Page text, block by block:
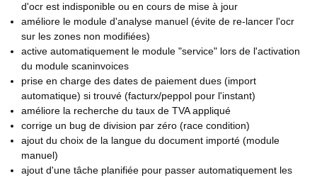
d'ocr est indisponible ou en cours de mise à jour
améliore le module d'analyse manuel (évite de re-lancer l'ocr
sur les zones non modifiées)
active automatiquement le module "service" lors de l'activation
du module scaninvoices
prise en charge des dates de paiement dues (import
automatique) si trouvé (facturx/peppol pour l'instant)
améliore la recherche du taux de TVA appliqué
corrige un bug de division par zéro (race condition)
ajout du choix de la langue du document importé (module
manuel)
ajout d'une tâche planifiée pour passer automatiquement les